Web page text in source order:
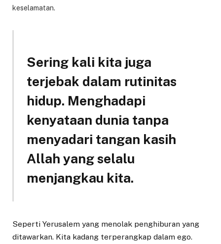
keselamatan.
Sering kali kita juga
terjebak dalam rutinitas
hidup. Menghadapi
kenyataan dunia tanpa
menyadari tangan kasih
Allah yang selalu
menjangkau kita.
Seperti Yerusalem yang menolak penghiburan yang
ditawarkan. Kita kadang terperangkap dalam ego.